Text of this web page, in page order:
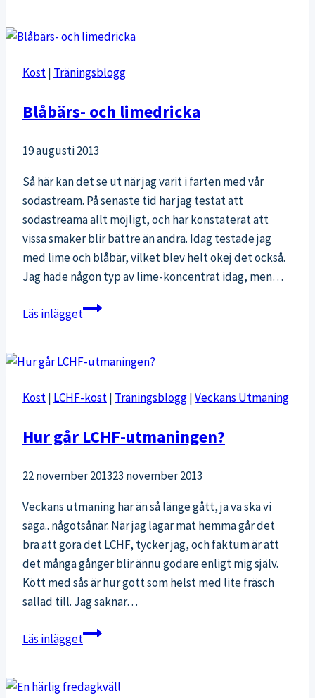
diet
en
Kost| Träningsblogg
Blåbärs- och limedricka
19 augusti 2013
Så här kan det se ut när jag varit i farten med vår
sodastream. På senaste tid har jag testat att
sodastreama allt möjligt, och har konstaterat att
vissa smaker blir bättre än andra. Idag testade jag
med lime och blåbär, vilket blev helt okej det också.
Jag hade någon typ av lime-koncentrat idag, men…
Läs inläggetBlåbärs-
Kost| LCHF-kost| Träningsblogg|Veckans Utmaning
Hur går LCHF-utmaningen?
22 november 201323 november 2013
Veckans utmaning har än så länge gått, ja va ska vi
säga.. någotsånär. När jag lagar mat hemma går det
bra att göra det LCHF, tycker jag, och faktum är att
det många gånger blir ännu godare enligt mig själv.
Kött med sås är hur gott som helst med lite fräsch
sallad till. Jag saknar…
Läs inläggetHur
utmaningen?